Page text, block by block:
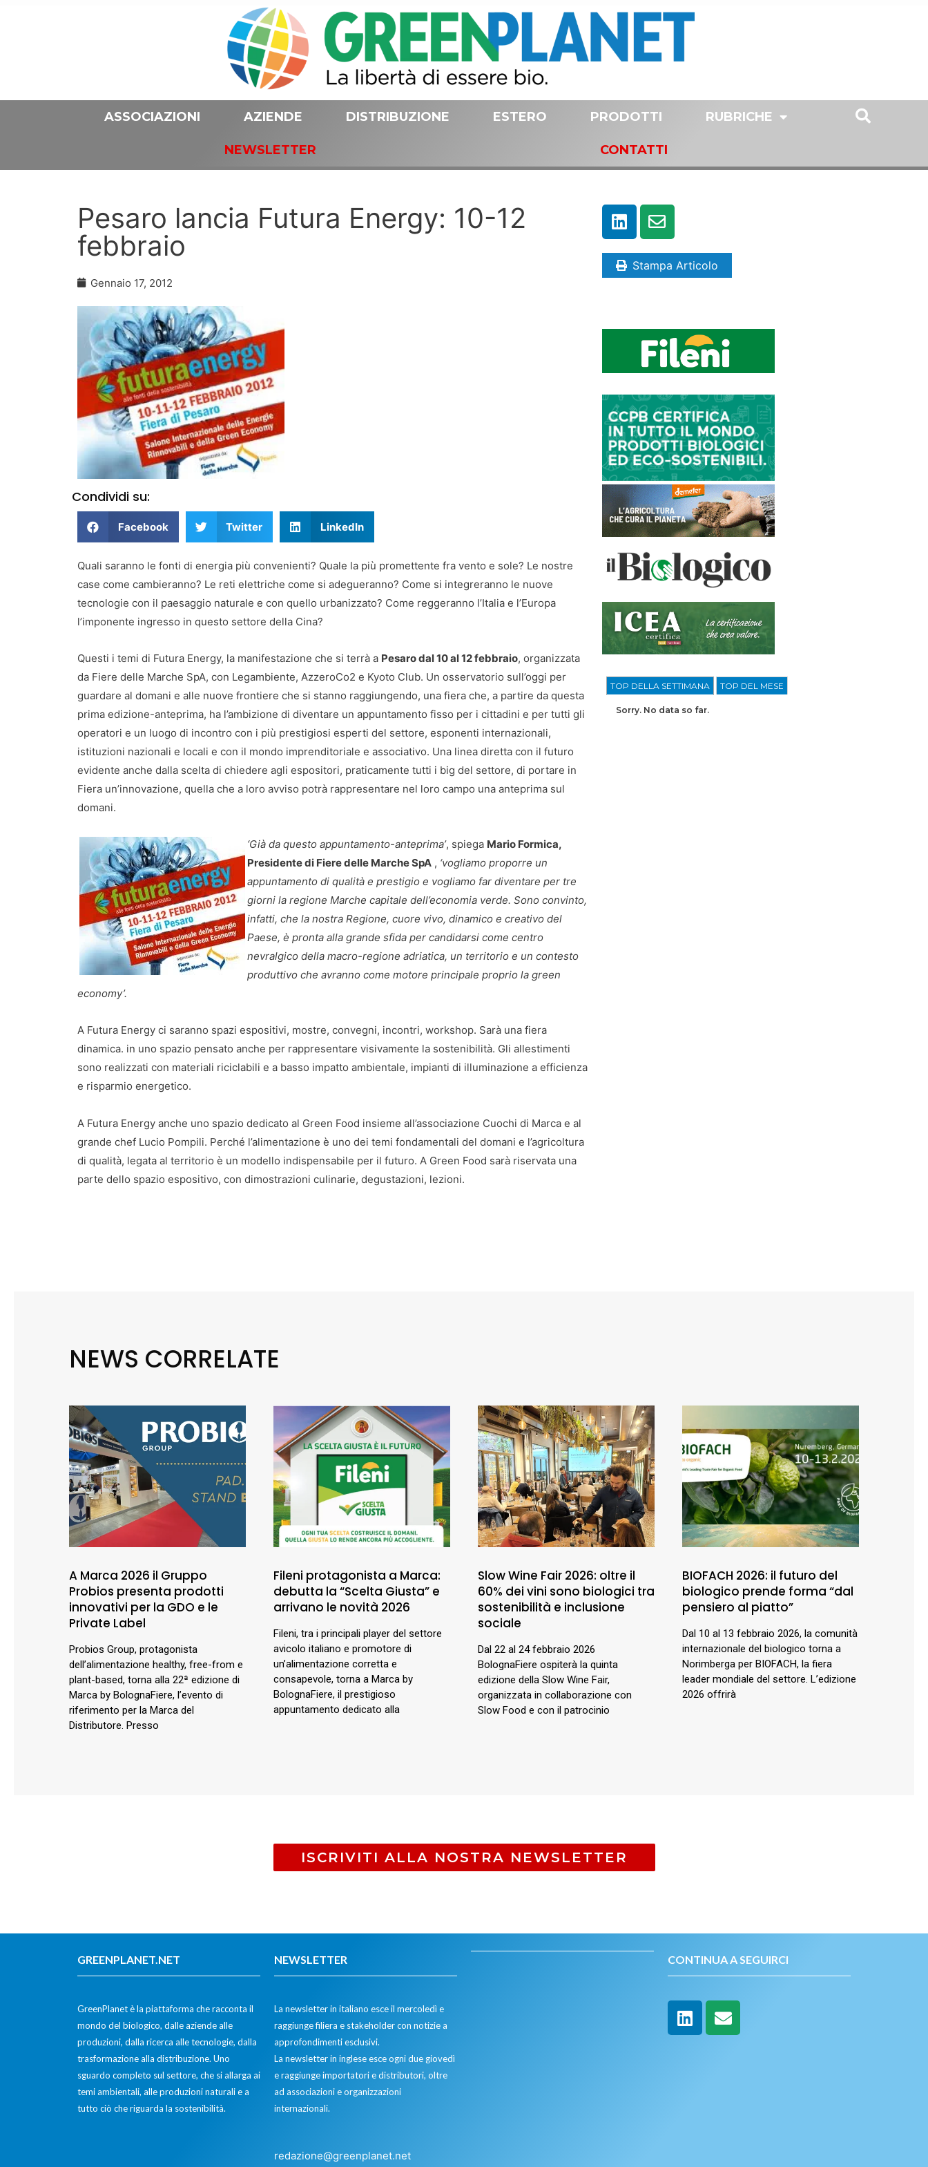
ASSOCIAZIONI AZIENDE DISTRIBUZIONE ESTERO PRODOTTI RUBRICHE
NEWSLETTER CONTATTI
Pesaro lancia Futura Energy: 10-12
febbraio
Gennaio 17, 2012
Condividi su:
Facebook Twitter LinkedIn
Quali saranno le fonti di energia più convenienti? Quale la più promettente fra vento e sole? Le nostre
case come cambieranno? Le reti elettriche come si adegueranno? Come si integreranno le nuove
tecnologie con il paesaggio naturale e con quello urbanizzato? Come reggeranno l’Italia e l’Europa
l’imponente ingresso in questo settore della Cina?
Questi i temi di Futura Energy, la manifestazione che si terrà a Pesaro dal 10 al 12 febbraio, organizzata
da Fiere delle Marche SpA, con Legambiente, AzzeroCo2 e Kyoto Club. Un osservatorio sull’oggi per
guardare al domani e alle nuove frontiere che si stanno raggiungendo, una fiera che, a partire da questa
prima edizione-anteprima, ha l’ambizione di diventare un appuntamento fisso per i cittadini e per tutti gli
operatori e un luogo di incontro con i più prestigiosi esperti del settore, esponenti internazionali,
istituzioni nazionali e locali e con il mondo imprenditoriale e associativo. Una linea diretta con il futuro
evidente anche dalla scelta di chiedere agli espositori, praticamente tutti i big del settore, di portare in
Fiera un’innovazione, quella che a loro avviso potrà rappresentare nel loro campo una anteprima sul
domani.
‘Già da questo appuntamento-anteprima’, spiega Mario Formica,
Presidente di Fiere delle Marche SpA , ‘vogliamo proporre un
appuntamento di qualità e prestigio e vogliamo far diventare per tre
giorni la regione Marche capitale dell’economia verde. Sono convinto,
infatti, che la nostra Regione, cuore vivo, dinamico e creativo del
Paese, è pronta alla grande sfida per candidarsi come centro
nevralgico della macro-regione adriatica, un territorio e un contesto
produttivo che avranno come motore principale proprio la green
economy’.
A Futura Energy ci saranno spazi espositivi, mostre, convegni, incontri, workshop. Sarà una fiera
dinamica. in uno spazio pensato anche per rappresentare visivamente la sostenibilità. Gli allestimenti
sono realizzati con materiali riciclabili e a basso impatto ambientale, impianti di illuminazione a efficienza
e risparmio energetico.
A Futura Energy anche uno spazio dedicato al Green Food insieme all’associazione Cuochi di Marca e al
grande chef Lucio Pompili. Perché l’alimentazione è uno dei temi fondamentali del domani e l’agricoltura
di qualità, legata al territorio è un modello indispensabile per il futuro. A Green Food sarà riservata una
parte dello spazio espositivo, con dimostrazioni culinarie, degustazioni, lezioni.
Stampa Articolo
TOP DELLA SETTIMANA TOP DEL MESE
Sorry. No data so far.
NEWS CORRELATE
A Marca 2026 il Gruppo
Probios presenta prodotti
innovativi per la GDO e le
Private Label
Probios Group, protagonista
dell’alimentazione healthy, free-from e
plant-based, torna alla 22ª edizione di
Marca by BolognaFiere, l’evento di
riferimento per la Marca del
Distributore. Presso
Fileni protagonista a Marca:
debutta la “Scelta Giusta” e
arrivano le novità 2026
Fileni, tra i principali player del settore
avicolo italiano e promotore di
un’alimentazione corretta e
consapevole, torna a Marca by
BolognaFiere, il prestigioso
appuntamento dedicato alla
Slow Wine Fair 2026: oltre il
60% dei vini sono biologici tra
sostenibilità e inclusione
sociale
Dal 22 al 24 febbraio 2026
BolognaFiere ospiterà la quinta
edizione della Slow Wine Fair,
organizzata in collaborazione con
Slow Food e con il patrocinio
BIOFACH 2026: il futuro del
biologico prende forma “dal
pensiero al piatto”
Dal 10 al 13 febbraio 2026, la comunità
internazionale del biologico torna a
Norimberga per BIOFACH, la fiera
leader mondiale del settore. L’edizione
2026 offrirà
ISCRIVITI ALLA NOSTRA NEWSLETTER
GREENPLANET.NET
GreenPlanet è la piattaforma che racconta il
mondo del biologico, dalle aziende alle
produzioni, dalla ricerca alle tecnologie, dalla
trasformazione alla distribuzione. Uno
sguardo completo sul settore, che si allarga ai
temi ambientali, alle produzioni naturali e a
tutto ciò che riguarda la sostenibilità.
NEWSLETTER
La newsletter in italiano esce il mercoledì e
raggiunge filiera e stakeholder con notizie a
approfondimenti esclusivi.
La newsletter in inglese esce ogni due giovedì
e raggiunge importatori e distributori, oltre
ad associazioni e organizzazioni
internazionali.
redazione@greenplanet.net
CONTINUA A SEGUIRCI